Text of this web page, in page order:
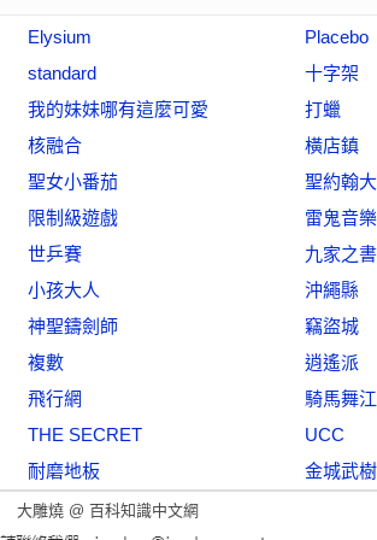
Elysium
Placebo
standard
十字架
我的妹妹哪有這麼可愛
打蠟
核融合
橫店鎮
聖女小番茄
聖約翰
限制級遊戲
雷鬼音樂
世乒賽
九家之書
小孩大人
沖繩縣
神聖鑄劍師
竊盜城
複數
逍遙派
飛行網
騎馬舞
THE SECRET
UCC
耐磨地板 金城武樹
大雕燒 @ 百科知識中文網